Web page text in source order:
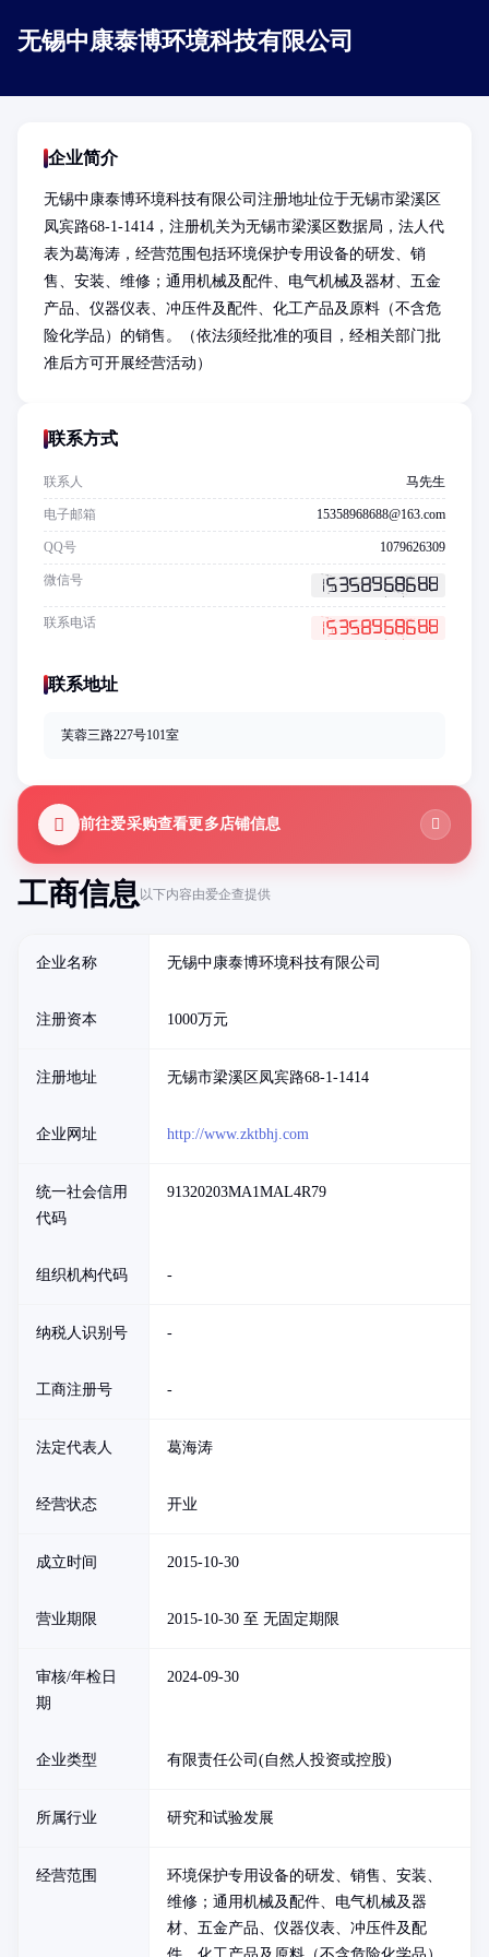
无锡中康泰博环境科技有限公司
工商信息以下内容由爱企查提供
企业名称 无锡中康泰博环境科技有限公司
注册资本 1000万元
注册地址 无锡市梁溪区凤宾路68-1-1414
企业网址 http://www.zktbhj.com
统一社会信用
代码
91320203MA1MAL4R79
组织机构代码 -
纳税人识别号 -
工商注册号 -
法定代表人 葛海涛
经营状态 开业
成立时间 2015-10-30
营业期限 2015-10-30 至 无固定期限
审核/年检日
期
2024-09-30
企业类型 有限责任公司(自然人投资或控股)
所属行业 研究和试验发展
经营范围
环境保护专用设备的研发、销售、安装、
维修；通用机械及配件、电气机械及器
材、五金产品、仪器仪表、冲压件及配
企业简介
无锡中康泰博环境科技有限公司注册地址位于无锡市梁溪区
凤宾路68-1-1414，注册机关为无锡市梁溪区数据局，法人代
表为葛海涛，经营范围包括环境保护专用设备的研发、销
售、安装、维修；通用机械及配件、电气机械及器材、五金
产品、仪器仪表、冲压件及配件、化工产品及原料（不含危
险化学品）的销售。（依法须经批准的项目，经相关部门批
准后方可开展经营活动）
联系方式
联系人 马先生
电子邮箱 15358968688@163.com
QQ号 1079626309
微信号
联系电话
联系地址
芙蓉三路227号101室
前往爱采购查看更多店铺信息